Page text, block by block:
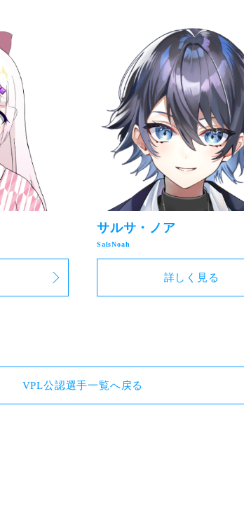
サルサ・ノア
詳しく見る
VPL公認選手一覧へ戻る